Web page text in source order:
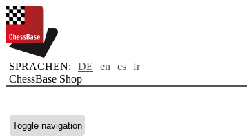
SPRACHEN: DE en es fr
ChessBase Shop
Toggle navigation